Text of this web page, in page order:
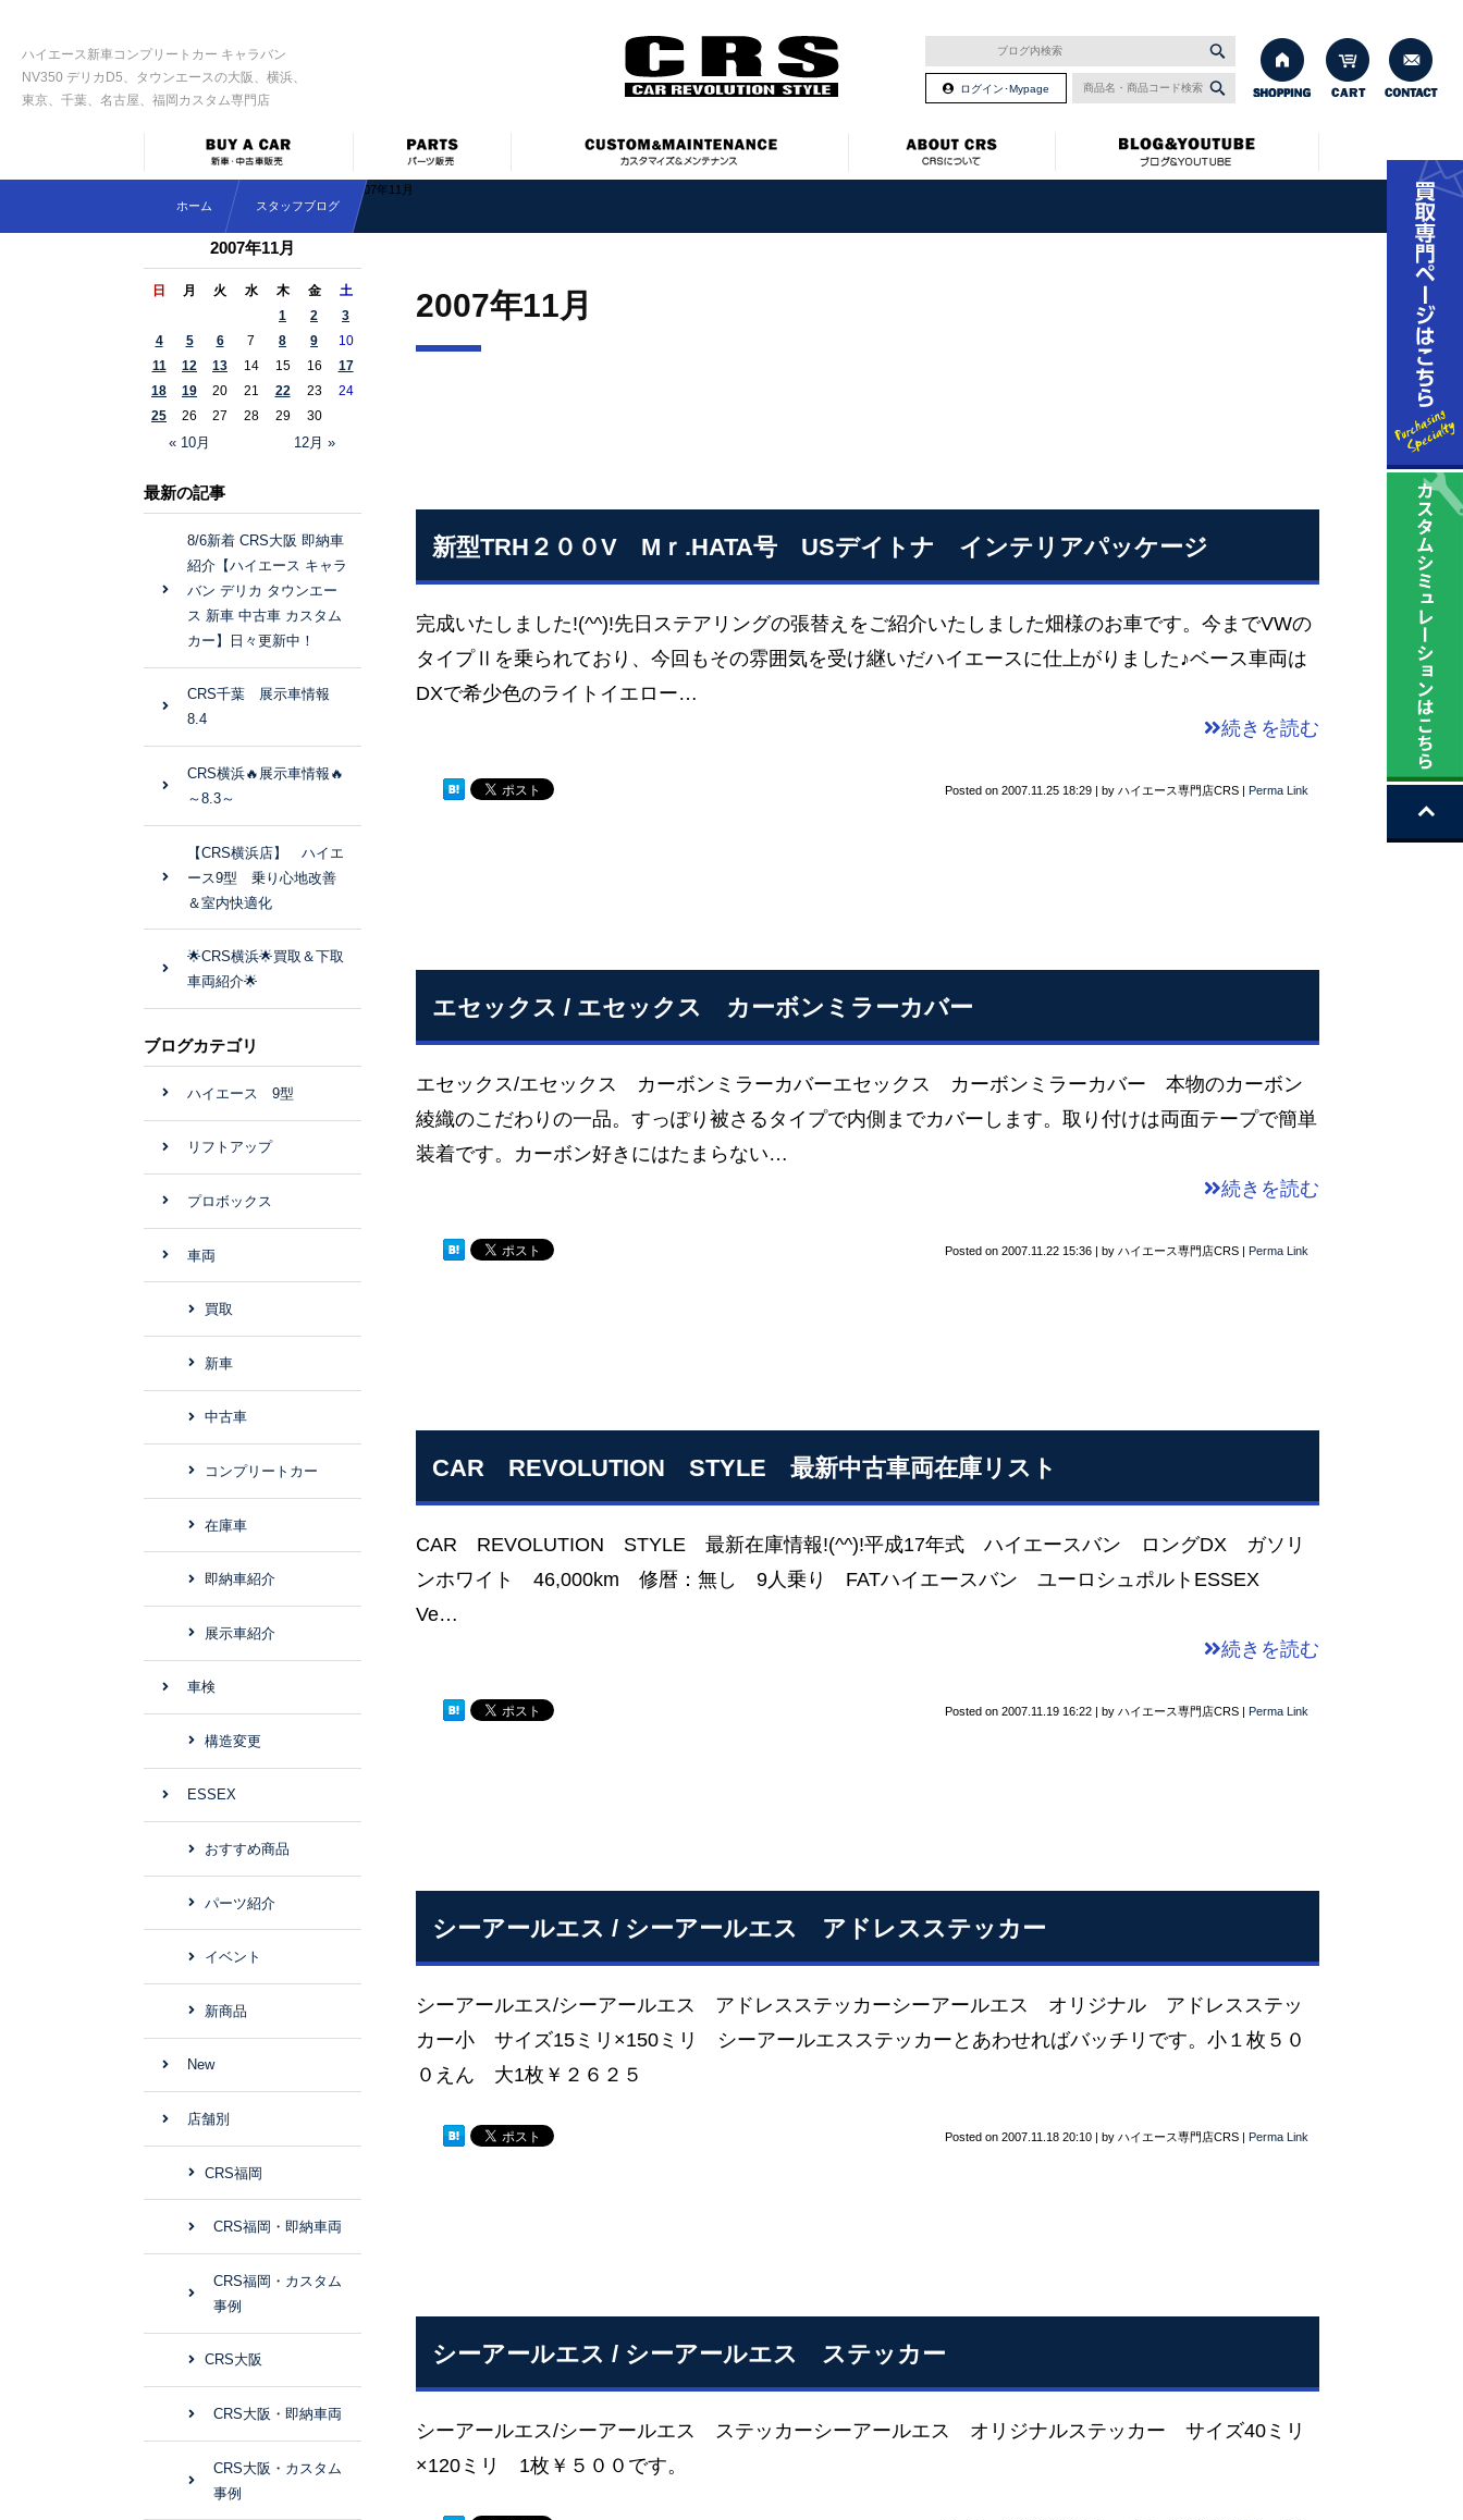
ハイエース新車コンプリートカー キャラバン
NV350 デリカD5、タウンエースの大阪、横浜、
東京、千葉、名古屋、福岡カスタム専門店
ログイン･Mypage
ホーム スタッフブログ
2007年11月
2007年11月
新型TRH２００V Mｒ.HATA号 USデイトナ インテリアパッケージ
完成いたしました!(^^)!先日ステアリングの張替えをご紹介いたしました畑様のお車です。今までVWの
タイプⅡを乗られており、今回もその雰囲気を受け継いだハイエースに仕上がりました♪ベース車両は
DXで希少色のライトイエロー…
続きを読む
Posted on 2007.11.25 18:29 | by ハイエース専門店CRS | Perma Link
エセックス / エセックス カーボンミラーカバー
エセックス/エセックス カーボンミラーカバーエセックス カーボンミラーカバー 本物のカーボン
綾織のこだわりの一品。すっぽり被さるタイプで内側までカバーします。取り付けは両面テープで簡単
装着です。カーボン好きにはたまらない…
続きを読む
Posted on 2007.11.22 15:36 | by ハイエース専門店CRS | Perma Link
CAR REVOLUTION STYLE 最新中古車両在庫リスト
CAR REVOLUTION STYLE 最新在庫情報!(^^)!平成17年式 ハイエースバン ロングDX ガソリ
ンホワイト 46,000km 修暦：無し 9人乗り FATハイエースバン ユーロシュポルトESSEX
Ve…
続きを読む
Posted on 2007.11.19 16:22 | by ハイエース専門店CRS | Perma Link
シーアールエス / シーアールエス アドレスステッカー
シーアールエス/シーアールエス アドレスステッカーシーアールエス オリジナル アドレスステッ
カー小 サイズ15ミリ×150ミリ シーアールエスステッカーとあわせればバッチリです。小１枚５０
０えん 大1枚￥２６２５
Posted on 2007.11.18 20:10 | by ハイエース専門店CRS | Perma Link
シーアールエス / シーアールエス ステッカー
シーアールエス/シーアールエス ステッカーシーアールエス オリジナルステッカー サイズ40ミリ
×120ミリ 1枚￥５００です。
2007年11月
日 月 火 水 木 金 土
« 10月 12月 »
1 2
3
4
5 6 7 8 9
10
11
12 13 14 15 16
17
18
19 20 21 22 23
24
25
26 27 28 29 30
最新の記事
8/6新着 CRS大阪 即納車
紹介【ハイエース キャラ
バン デリカ タウンエー
ス 新車 中古車 カスタム
カー】日々更新中！
CRS千葉 展示車情報
8.4
CRS横浜🔥展示車情報🔥
～8.3～
【CRS横浜店】 ハイエ
ース9型 乗り心地改善
＆室内快適化
🌟CRS横浜🌟買取＆下取
車両紹介🌟
ブログカテゴリ
ハイエース 9型
リフトアップ
プロボックス
車両
買取
新車
中古車
コンプリートカー
在庫車
即納車紹介
展示車紹介
車検
構造変更
ESSEX
おすすめ商品
パーツ紹介
イベント
新商品
New
店舗別
CRS福岡
CRS福岡・即納車両
CRS福岡・カスタム
事例
CRS大阪
CRS大阪・即納車両
CRS大阪・カスタム
事例